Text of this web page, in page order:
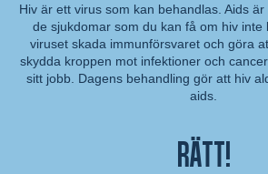
Kommentar:
Hiv är ett virus som kan behandlas. Aids
de sjukdomar som du kan få om hiv inte
viruset skada immunförsvaret och göra
skydda kroppen mot infektioner och
sitt jobb. Dagens behandling gör att hiv
aids.
Rätt!